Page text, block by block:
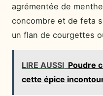
agrémentée de
concombre et de feta
un flan de courgettes
LIRE AUSSI Poudre
cette épice